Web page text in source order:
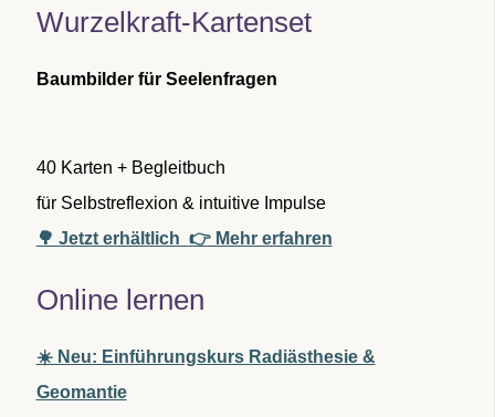
n
h
Wurzelkraft-Kartenset
Baumbilder für Seelenfragen
40 Karten + Begleitbuch
für Selbstreflexion & intuitive Impulse
🌳 Jetzt erhältlich 👉 Mehr erfahren
Online lernen
☀️ Neu: Einführungskurs Radiästhesie &
Geomantie